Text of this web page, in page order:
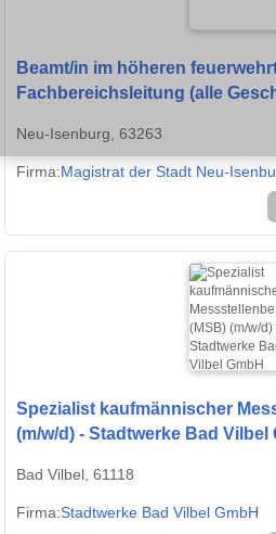
Beamt/in im höheren
Fachbereichsleitung (alle
Neu-Isenburg, 63263
Firma:Magistrat der Stadt Neu-
Spezialist kaufmännischer
(m/w/d) - Stadtwerke Bad Vilbel
Bad Vilbel, 61118
Firma:Stadtwerke Bad Vilbel GmbH